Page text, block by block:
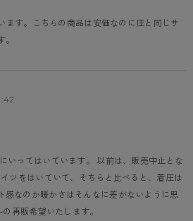
ツをはいていて、そちらと比べると、着圧は
感なのか暖かさはそんなに差がないように思
再販希望いたします。